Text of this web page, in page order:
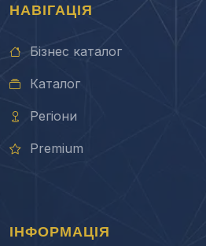
НАВІГАЦІЯ
Бізнес каталог
Каталог
Регіони
Premium
ІНФОРМАЦІЯ